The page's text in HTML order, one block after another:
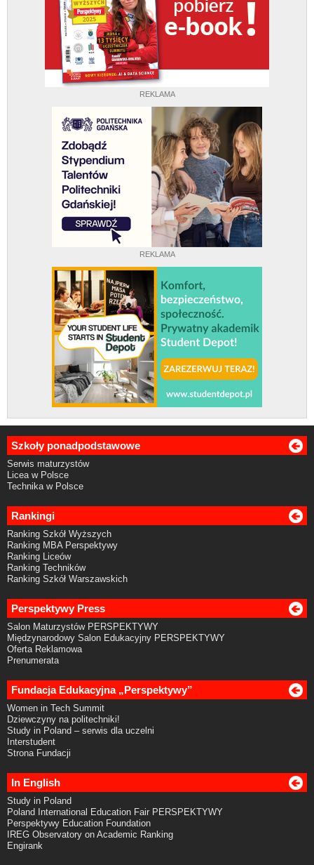
REKLAMA
REKLAMA
Szkoły ponadpodstawowe
Serwis maturzystów
Licea w Polsce
Technika w Polsce
Rankingi
Ranking Szkół Wyższych
Ranking MBA Perspektywy
Ranking Liceów
Ranking Techników
Ranking Szkół Warszawskich
Perspektywy Press
Salon Maturzystów PERSPEKTYWY
Międzynarodowy Salon Edukacyjny PERSPEKTYWY
Oferta Reklamowa
Prenumerata
Fundacja Edukacyjna „Perspektywy”
Women in Tech Summit
Dziewczyny na politechniki!
Study in Poland – serwis dla uczelni
Interstudent
Strona Fundacji
In English
Study in Poland
Poland International Education Fair PERSPEKTYWY
Perspektywy Education Foundation
IREG Observatory on Academic Ranking
Engirank